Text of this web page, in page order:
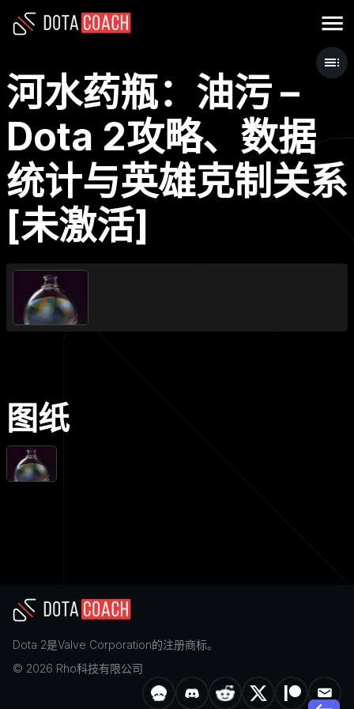
河水药瓶：油污 –
Dota 2攻略、数据
统计与英雄克制关系
[未激活]
图纸
Dota 2是Valve Corporation的注册商标。
© 2026 Rho科技有限公司